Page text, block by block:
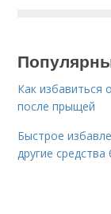
Как избавиться
после прыщей
Быстрое
другие